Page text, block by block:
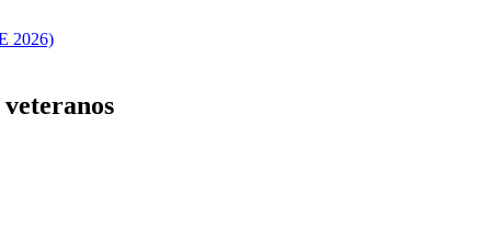
2026)